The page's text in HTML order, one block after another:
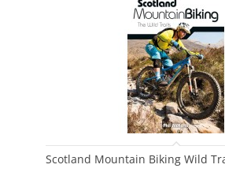
Scotland Mountain Biking Wild